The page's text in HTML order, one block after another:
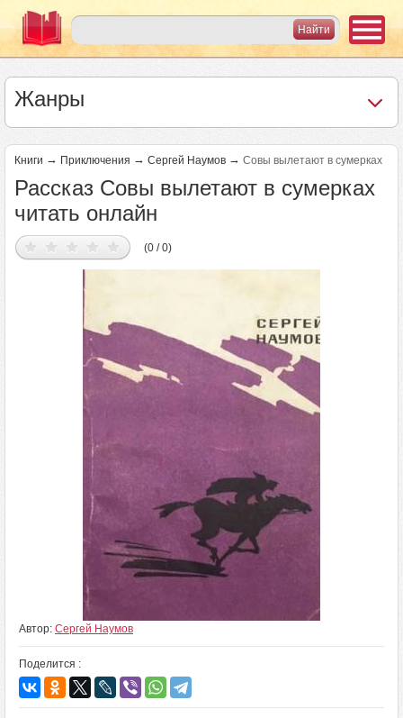
Жанры
Книги → Приключения → Сергей Наумов → Совы вылетают в сумерках
Рассказ Совы вылетают в сумерках
читать онлайн
(0 / 0)
Автор: Сергей Наумов
Поделится :